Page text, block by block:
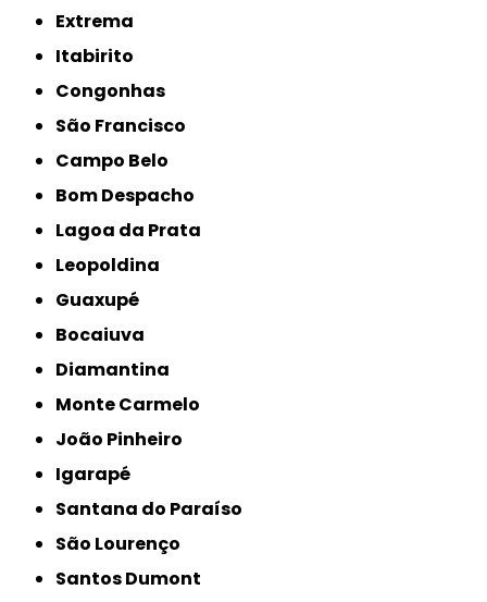
Extrema
Itabirito
Congonhas
São Francisco
Campo Belo
Bom Despacho
Lagoa da Prata
Leopoldina
Guaxupé
Bocaiuva
Diamantina
Monte Carmelo
João Pinheiro
Igarapé
Santana do Paraíso
São Lourenço
Santos Dumont